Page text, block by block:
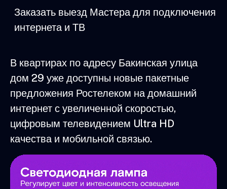
Заказать выезд Мастера для подключения
интернета и ТВ
В квартирах по адресу Бакинская улица
дом 29 уже доступны новые пакетные
предложения Ростелеком на домашний
интернет с увеличенной скоростью,
цифровым телевидением Ultra HD
качества и мобильной связью.